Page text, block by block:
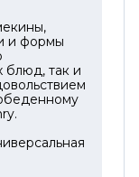
не
в
блеска.
центром
и формы
блюд, так и